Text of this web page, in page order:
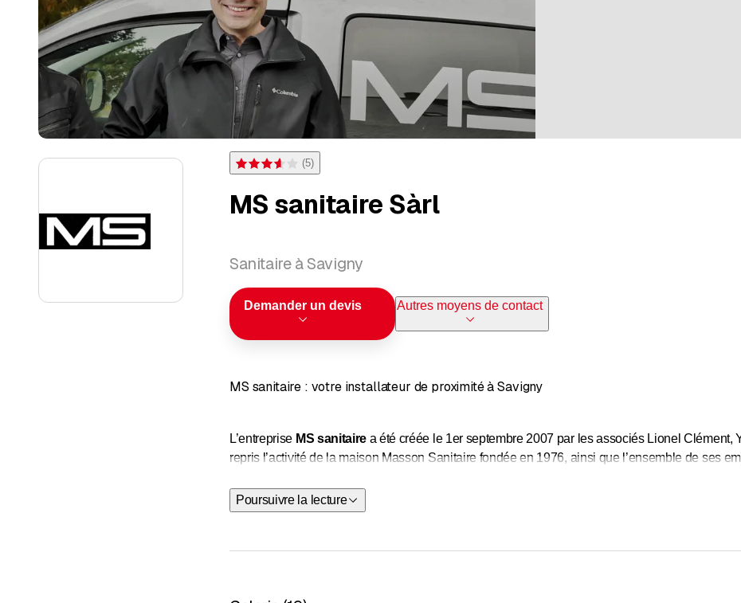
Note 3,6 sur 5 étoiles pour 5 évaluations
(5)
MS sanitaire Sàrl
Sanitaire à Savigny
Demander un devis Autres moyens de contact
MS sanitaire : votre installateur de proximité à Savigny
L’entreprise MS sanitaire a été créée le 1er septembre 2007 par les associés Lionel
repris l’activité de la maison Masson Sanitaire fondée en 1976, ainsi que l’ensemble de ses
sanitaireet du chauffage
Nous possédons égalementun service de dépannagerapide et très qualifié. Nous
Poursuivre la lecture